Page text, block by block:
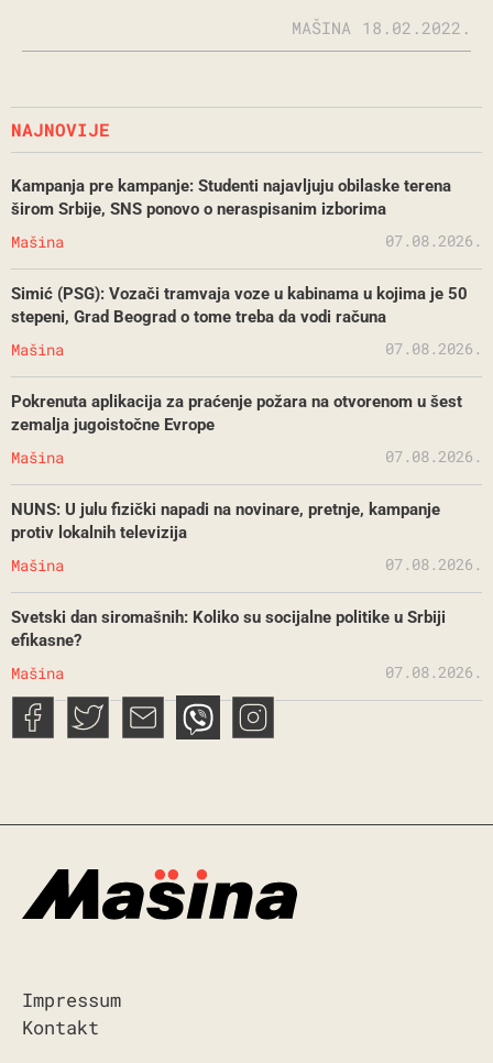
MAŠINA 18.02.2022.
NAJNOVIJE
Kampanja pre kampanje: Studenti najavljuju obilaske terena
širom Srbije, SNS ponovo o neraspisanim izborima
Mašina 07.08.2026.
Simić (PSG): Vozači tramvaja voze u kabinama u kojima je 50
stepeni, Grad Beograd o tome treba da vodi računa
Mašina 07.08.2026.
Pokrenuta aplikacija za praćenje požara na otvorenom u šest
zemalja jugoistočne Evrope
Mašina 07.08.2026.
NUNS: U julu fizički napadi na novinare, pretnje, kampanje
protiv lokalnih televizija
Mašina 07.08.2026.
Svetski dan siromašnih: Koliko su socijalne politike u Srbiji
efikasne?
Mašina 07.08.2026.
Impressum
Kontakt